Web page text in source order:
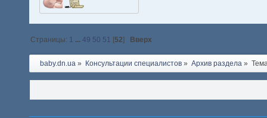
Страницы: 1 ... 49 50 51 [52] Вверх
baby.dn.ua » Консультации специалистов» Архив раздела »